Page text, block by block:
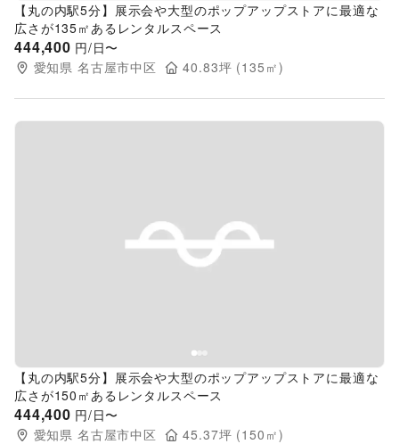
【丸の内駅5分】展示会や大型のポップアップストアに最適な
広さが135㎡あるレンタルスペース
444,400 円/日〜
愛知県 名古屋市中区 40.83坪 (135 ㎡)
Previous slide
【丸の内駅5分】展示会や大型のポップアップストアに最適な
広さが150㎡あるレンタルスペース
444,400 円/日〜
愛知県 名古屋市中区 45.37坪 (150 ㎡)